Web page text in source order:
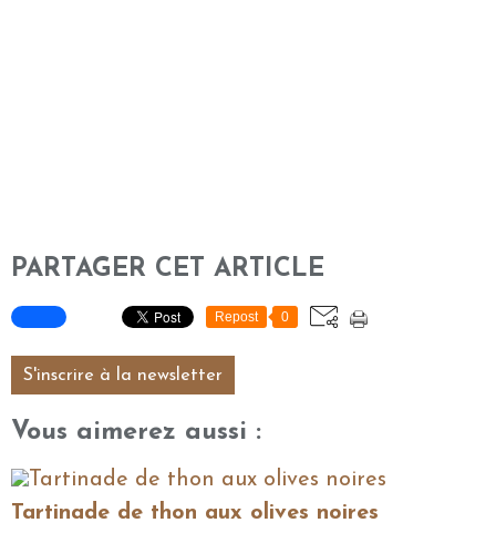
PARTAGER CET ARTICLE
Repost 0
S'inscrire à la newsletter
Vous aimerez aussi :
Tartinade de thon aux olives noires